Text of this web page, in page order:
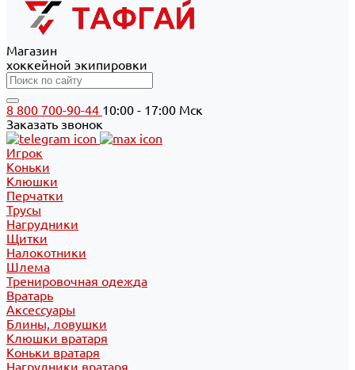
Магазин
хоккейной экипировки
8 800 700-90-44 10:00 - 17:00 Мск
Заказать звонок
Игрок
Коньки
Клюшки
Перчатки
Трусы
Нагрудники
Щитки
Налокотники
Шлема
Тренировочная одежда
Вратарь
Аксессуары
Блины, ловушки
Клюшки вратаря
Коньки вратаря
Нагрудники вратаря